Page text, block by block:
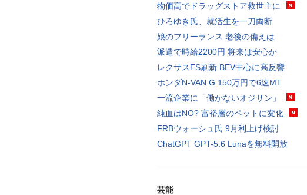
物価高でドラッグストア救世主に
ひろゆき氏、就活生を一刀両断
娘のフリーランス 老後の備えは
派遣で時給2200円 将来は安心か
レクサスES刷新 BEV中心に高反響
ホンダN-VAN G 150万円で6速MT
一流企業に「働かないオジサン」
純血はNO? 富裕層のペットに変化
FRBウォーシュ氏 9月利上げ検討
ChatGPT GPT-5.6 Lunaを無料開放
芸能